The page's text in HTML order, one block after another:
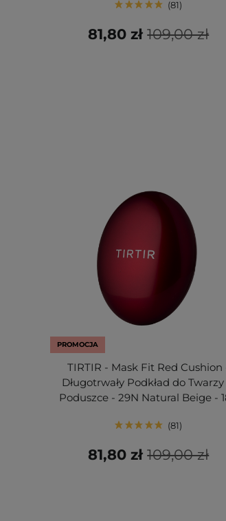
81
109,00 zł
81,80 zł
PROMOCJA
TIRTIR - Mask Fit Red Cushion
Długotrwały Podkład do
Poduszce - 29N Natural Beige -
81
109,00 zł
81,80 zł